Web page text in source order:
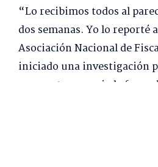
“Lo recibimos todos al
dos semanas. Yo lo reporté
Asociación Nacional de
iniciado una investigación
persecutora asociada fuera